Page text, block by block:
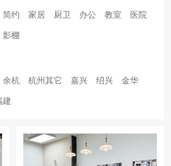
简约 家居 厨卫 办公 教室
医院
影棚
余杭 杭州其它 嘉兴 绍兴
金华
建